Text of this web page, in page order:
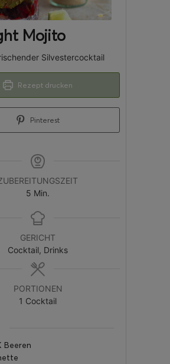
Mojito
Silvestercocktail
Rezept drucken
Pinterest
5 Min.
GERICHT
Cocktail, Drinks
PORTIONEN
1 Cocktail
Beeren